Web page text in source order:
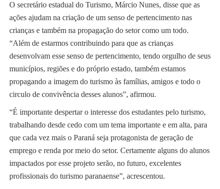
O secretário estadual do Turismo, Márcio Nunes, disse que as
ações ajudam na criação de um senso de pertencimento nas
crianças e também na propagação do setor como um todo.
“Além de estarmos contribuindo para que as crianças
desenvolvam esse senso de pertencimento, tendo orgulho de seus
municípios, regiões e do próprio estado, também estamos
propagando a imagem do turismo às famílias, amigos e todo o
circulo de convivência desses alunos”, afirmou.
“É importante despertar o interesse dos estudantes pelo turismo,
trabalhando desde cedo com um tema importante e em alta, para
que cada vez mais o Paraná seja protagonista de geração de
emprego e renda por meio do setor. Certamente alguns do alunos
impactados por esse projeto serão, no futuro, excelentes
profissionais do turismo paranaense”, acrescentou.